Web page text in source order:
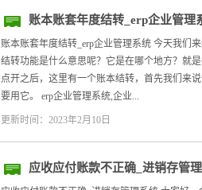
账本账套年度结转_erp企业管理
账本账套年度结转_erp企业管理系统 今天我们
结转功能是什么意思呢？它是在哪个地方？就
点开之后，这里有一个账本结转，首先我们来
要用它。 erp企业管理系统,企业...
更新时间：2023年2月10日
应收应付账款不正确_进销存管